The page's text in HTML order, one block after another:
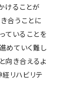
けることが
合うことに
ていることを
めていく難し
向き合えるよ
リハビリテ